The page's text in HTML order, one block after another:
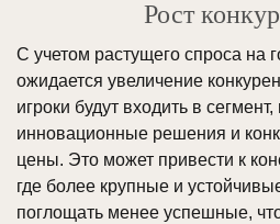
Рост
С учетом растущего спроса на
ожидается увеличение
игроки будут входить в
инновационные решения и
цены. Это может привести к
где более крупные и
поглощать менее успешные,